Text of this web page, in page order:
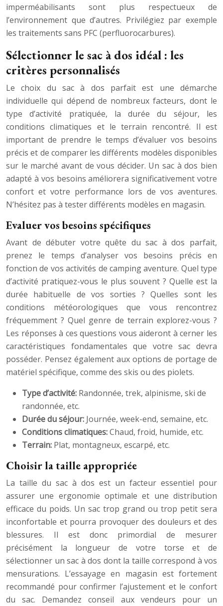
imperméabilisants sont plus respectueux de
l’environnement que d’autres. Privilégiez par exemple
les traitements sans PFC (perfluorocarbures).
Sélectionner le sac à dos idéal : les
critères personnalisés
Le choix du sac à dos parfait est une démarche
individuelle qui dépend de nombreux facteurs, dont le
type d’activité pratiquée, la durée du séjour, les
conditions climatiques et le terrain rencontré. Il est
important de prendre le temps d’évaluer vos besoins
précis et de comparer les différents modèles disponibles
sur le marché avant de vous décider. Un sac à dos bien
adapté à vos besoins améliorera significativement votre
confort et votre performance lors de vos aventures.
N’hésitez pas à tester différents modèles en magasin.
Evaluer vos besoins spécifiques
Avant de débuter votre quête du sac à dos parfait,
prenez le temps d’analyser vos besoins précis en
fonction de vos activités de camping aventure. Quel type
d’activité pratiquez-vous le plus souvent ? Quelle est la
durée habituelle de vos sorties ? Quelles sont les
conditions météorologiques que vous rencontrez
fréquemment ? Quel genre de terrain explorez-vous ?
Les réponses à ces questions vous aideront à cerner les
caractéristiques fondamentales que votre sac devra
posséder. Pensez également aux options de portage de
matériel spécifique, comme des skis ou des piolets.
Type d’activité: Randonnée, trek, alpinisme, ski de
randonnée, etc.
Durée du séjour: Journée, week-end, semaine, etc.
Conditions climatiques:Chaud, froid, humide, etc.
Terrain: Plat, montagneux, escarpé, etc.
Choisir la taille appropriée
La taille du sac à dos est un facteur essentiel pour
assurer une ergonomie optimale et une distribution
efficace du poids. Un sac trop grand ou trop petit sera
inconfortable et pourra provoquer des douleurs et des
blessures. Il est donc primordial de mesurer
précisément la longueur de votre torse et de
sélectionner un sac à dos dont la taille correspond à vos
mensurations. L’essayage en magasin est fortement
recommandé pour confirmer l’ajustement et le confort
du sac. Demandez conseil aux vendeurs pour un